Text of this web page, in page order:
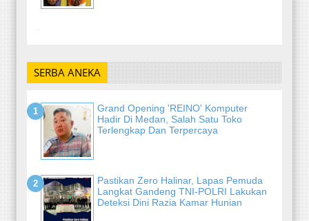
-
SERBA ANEKA
Grand Opening 'REINO' Komputer
Hadir Di Medan, Salah Satu Toko
Terlengkap Dan Terpercaya
Pastikan Zero Halinar, Lapas Pemuda
Langkat Gandeng TNI-POLRI Lakukan
Deteksi Dini Razia Kamar Hunian